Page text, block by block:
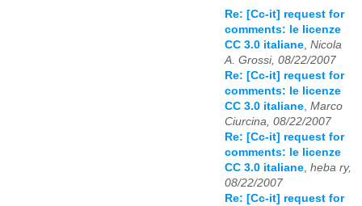
Re: [Cc-it] request for
comments: le licenze
CC 3.0 italiane, Nicola
A. Grossi, 08/22/2007
Re: [Cc-it] request for
comments: le licenze
CC 3.0 italiane, Marco
Ciurcina, 08/22/2007
Re: [Cc-it] request for
comments: le licenze
CC 3.0 italiane, heba ry,
08/22/2007
Re: [Cc-it] request for